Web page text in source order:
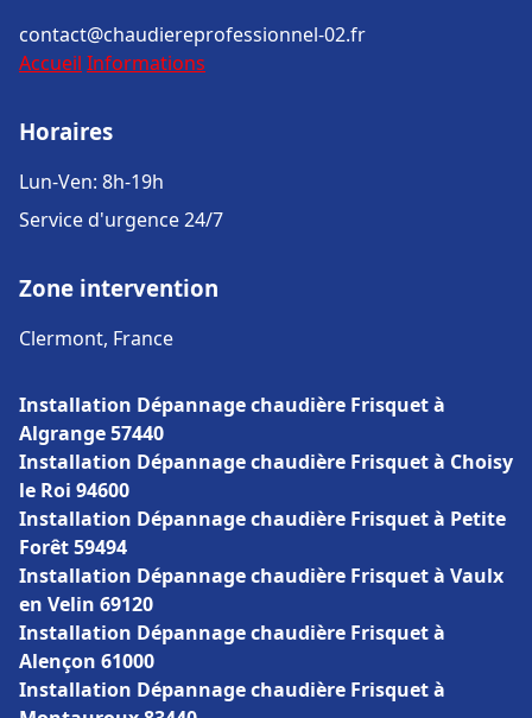
contact@chaudiereprofessionnel-02.fr
Accueil Informations
Horaires
Lun-Ven: 8h-19h
Service d'urgence 24/7
Zone intervention
Clermont, France
Installation Dépannage chaudière Frisquet à
Algrange 57440
Installation Dépannage chaudière Frisquet à Choisy
le Roi 94600
Installation Dépannage chaudière Frisquet à Petite
Forêt 59494
Installation Dépannage chaudière Frisquet à Vaulx
en Velin 69120
Installation Dépannage chaudière Frisquet à
Alençon 61000
Installation Dépannage chaudière Frisquet à